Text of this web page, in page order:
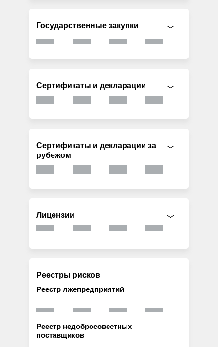
Государственные закупки
Сертификаты и декларации
Сертификаты и декларации за
рубежом
Лицензии
Реестры рисков
Реестр лжепредприятий
Реестр недобросовестных
поставщиков